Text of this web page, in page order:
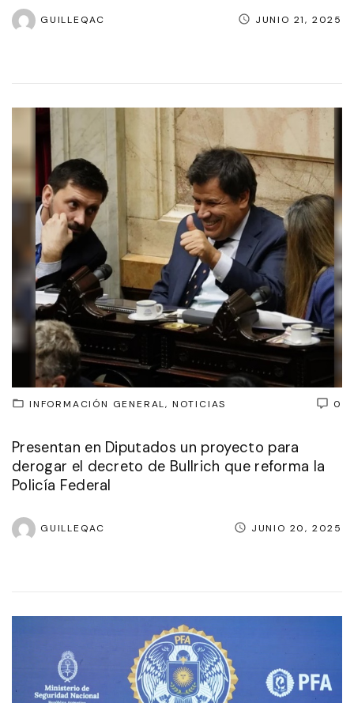
GUILLEQAC JUNIO 21, 2025
0
INFORMACIÓN GENERAL NOTICIAS
Presentan en Diputados un proyecto para
derogar el decreto de Bullrich que reforma la
Policía Federal
GUILLEQAC JUNIO 20, 2025